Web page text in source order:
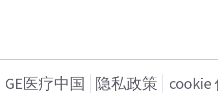
GE医疗中国 隐私政策 cookie